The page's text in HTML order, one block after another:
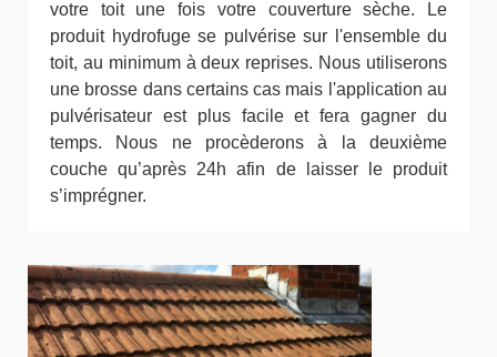
votre toit une fois votre couverture sèche. Le
produit hydrofuge se pulvérise sur l'ensemble du
toit, au minimum à deux reprises. Nous utiliserons
une brosse dans certains cas mais l'application au
pulvérisateur est plus facile et fera gagner du
temps. Nous ne procèderons à la deuxième
couche qu’après 24h afin de laisser le produit
s’imprégner.